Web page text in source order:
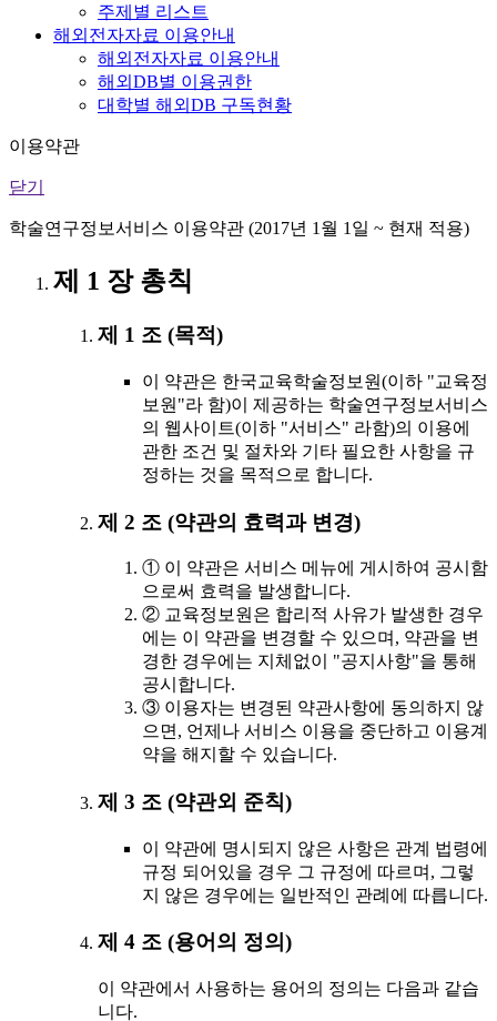
주제별 리스트
해외전자자료 이용안내
해외전자자료 이용안내
해외DB별 이용권한
대학별 해외DB 구독현황
이용약관
닫기
학술연구정보서비스 이용약관 (2017년 1월 1일 ~ 현재 적용)
제 1 장 총칙
제 1 조 (목적)
이 약관은 한국교육학술정보원(이하 "교육정
보원"라 함)이 제공하는 학술연구정보서비스
의 웹사이트(이하 "서비스" 라함)의 이용에
관한 조건 및 절차와 기타 필요한 사항을 규
정하는 것을 목적으로 합니다.
제 2 조 (약관의 효력과 변경)
① 이 약관은 서비스 메뉴에 게시하여 공시함
으로써 효력을 발생합니다.
② 교육정보원은 합리적 사유가 발생한 경우
에는 이 약관을 변경할 수 있으며, 약관을 변
경한 경우에는 지체없이 "공지사항"을 통해
공시합니다.
③ 이용자는 변경된 약관사항에 동의하지 않
으면, 언제나 서비스 이용을 중단하고 이용계
약을 해지할 수 있습니다.
제 3 조 (약관외 준칙)
이 약관에 명시되지 않은 사항은 관계 법령에
규정 되어있을 경우 그 규정에 따르며, 그렇
지 않은 경우에는 일반적인 관례에 따릅니다.
제 4 조 (용어의 정의)
이 약관에서 사용하는 용어의 정의는 다음과 같습
니다.